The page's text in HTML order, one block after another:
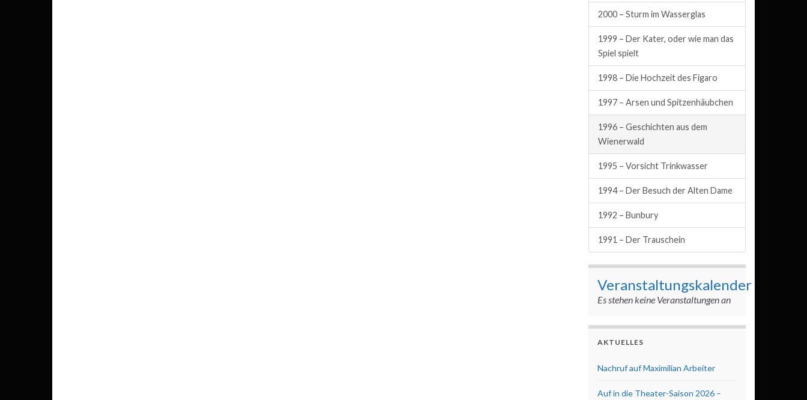
2000 – Sturm im Wasserglas
1999 – Der Kater, oder wie man das
Spiel spielt
1998 – Die Hochzeit des Figaro
1997 – Arsen und Spitzenhäubchen
1996 – Geschichten aus dem
Wienerwald
1995 – Vorsicht Trinkwasser
1994 – Der Besuch der Alten Dame
1992 – Bunbury
1991 – Der Trauschein
Veranstaltungskalender
Es stehen keine Veranstaltungen an
AKTUELLES
Nachruf auf Maximilian Arbeiter
Auf in die Theater-Saison 2026 –